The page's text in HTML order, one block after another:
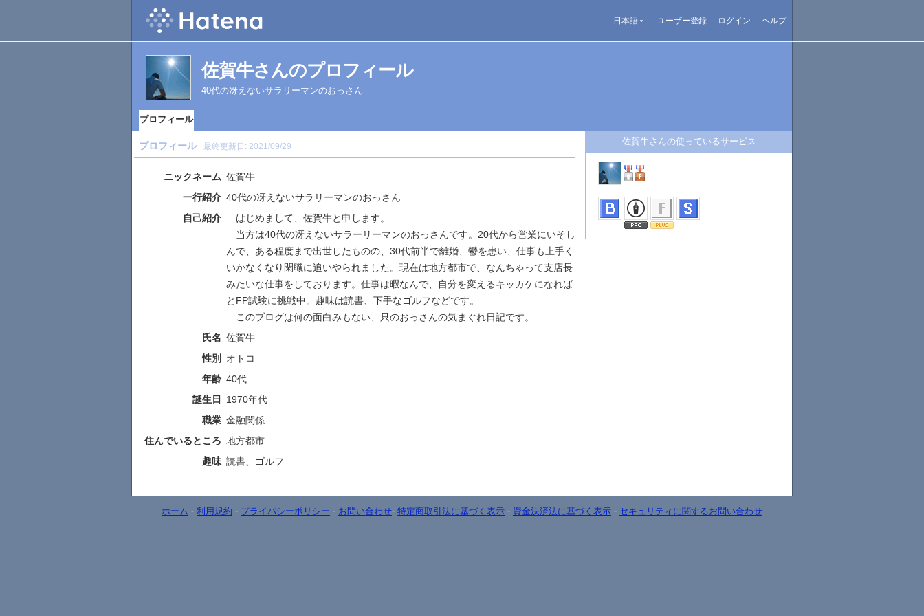
日本語 ユーザー登録 ログイン ヘルプ
佐賀牛さんのプロフィール
40代の冴えないサラリーマンのおっさん
プロフィール
プロフィール 最終更新日: 2021/09/29
ニックネーム 佐賀牛
一行紹介 40代の冴えないサラリーマンのおっさん
自己紹介
はじめまして、佐賀牛と申します。
当方は40代の冴えないサラーリーマンのおっさんです。20代から営業にいそし
んで、ある程度まで出世したものの、30代前半で離婚、鬱を患い、仕事も上手く
いかなくなり閑職に追いやられました。現在は地方都市で、なんちゃって支店長
みたいな仕事をしております。仕事は暇なんで、自分を変えるキッカケになれば
とFP試験に挑戦中。趣味は読書、下手なゴルフなどです。
このブログは何の面白みもない、只のおっさんの気まぐれ日記です。
氏名 佐賀牛
性別
オトコ
年齢 40代
誕生日
1970年代
職業 金融関係
住んでいるところ 地方都市
趣味 読書、ゴルフ
佐賀牛さんの使っているサービス
ホーム - 利用規約 - プライバシーポリシー - お問い合わせ- 特定商取引法に基づく表示 - 資金決済法に基づく表示 - セキュリティに関するお問い合わせ